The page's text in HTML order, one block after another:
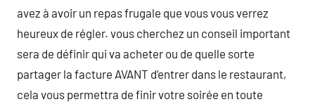
avez à avoir un repas frugale que vous vous verrez
heureux de régler. vous cherchez un conseil important
sera de définir qui va acheter ou de quelle sorte
partager la facture AVANT d’entrer dans le restaurant,
cela vous permettra de finir votre soirée en toute